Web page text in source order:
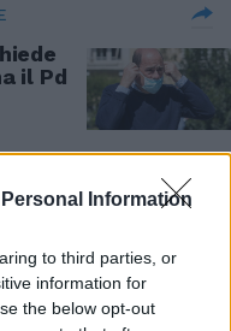
Information
to third parties, or
information for
the below opt-out
il Pd
PEN